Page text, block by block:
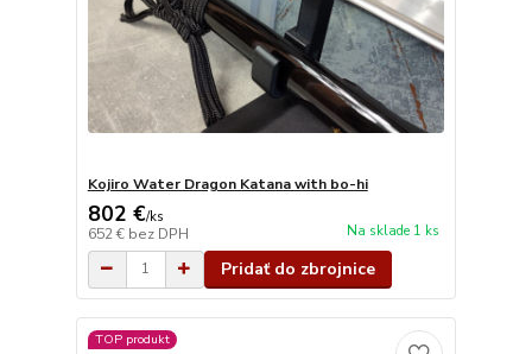
Kojiro Water Dragon Katana with bo-hi
802 €/ks
652 € bez DPH Na sklade 1 ks
Pridať do zbrojnice
TOP produkt